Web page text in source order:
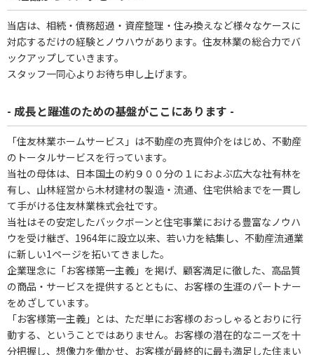
当店は、相続・債務超過・資産整理・住み換えなど様々なケースに
対応するだけの経験とノウハウがあります。住友林業の総合力でバ
ックアップしていきます。
スタッフ一同心よりお待ち申し上げます。
- 成長と躍進のための基盤がここにあります -
「住友林業ホームサービス」は不動産の売買仲介をはじめ、不動産
のトータルサービスを行っています。
当社の母体は、日本国土の約９００分の１におよぶ広大な社有林を
有し、山林経営から木材建材の製造・流通、住宅供給までを一貫し
て手がける住友林業株式会社です。
当社はその安定したバックボーンと住宅事業における豊富なノウハ
ウを受け継ぎ、1964年に設立以来、若い力を結集し、不動産流通業
に新しい1ページを拓いてきました。
企業理念に「お客様第一主義」を掲げ、顧客満足に徹した、高品質
の商品・サービスを提供するとともに、お客様の生涯のパートナー
をめざしています。
「お客様第一主義」とは、ただ単にお客様のおっしゃるとおりに行
動する、ということではありません。お客様の潜在的なニーズを十
分把握し、想像力を働かせ、お客様が最終的に最も満足した住まい